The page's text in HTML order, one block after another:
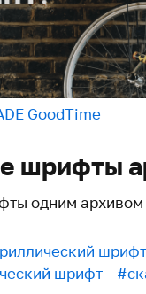
GoodTime
шрифты
одним архивом
шрифт
шрифт